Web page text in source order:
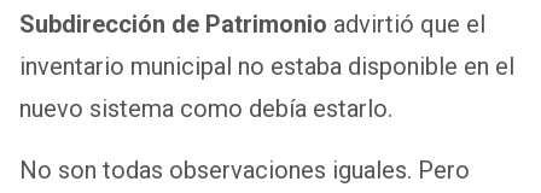
Subdirección de Patrimonio advirtió que el
inventario municipal no estaba disponible en el
nuevo sistema como debía estarlo.
No son todas observaciones iguales. Pero